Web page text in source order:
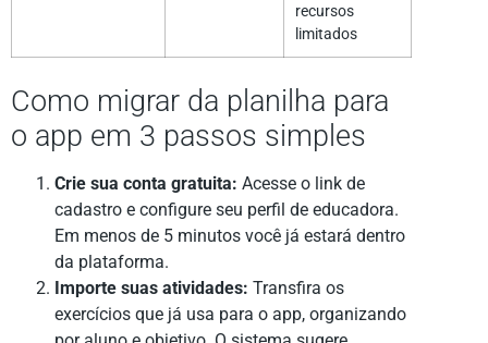
recursos
limitados
Como migrar da planilha para
o app em 3 passos simples
Crie sua conta gratuita: Acesse o link de
cadastro e configure seu perfil de educadora.
Em menos de 5 minutos você já estará dentro
da plataforma.
Importe suas atividades: Transfira os
exercícios que já usa para o app, organizando